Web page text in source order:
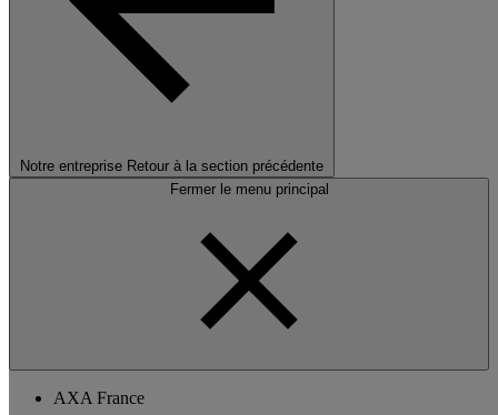
Notre entreprise Retour à la section précédente
Fermer le menu principal
AXA France